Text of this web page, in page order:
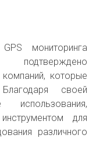
мониторинга
которые
своей
для
различного